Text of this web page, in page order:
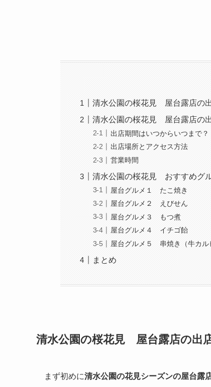
清水公園の桜花見 屋台露店の
清水公園の桜花見 屋台露店の
出店期間はいつからいつまで？
出店場所とアクセス方法
営業時間
清水公園の桜花見 おすすめグ
屋台グルメ１ たこ焼き
屋台グルメ２ えびせん
屋台グルメ３ もつ煮
屋台グルメ４ イチゴ飴
屋台グルメ５ 串焼き（牛カル
まとめ
清水公園の桜花見 屋台露店の出
まず初めに清水公園の花見シーズンの屋台露